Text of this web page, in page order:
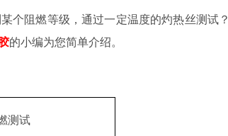
个阻燃等级，通过一定温度的灼热丝测试？
的小编为您简单介绍。
测试